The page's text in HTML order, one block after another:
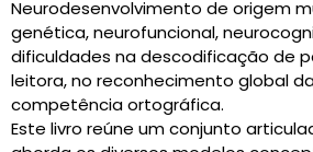
Neurodesenvolvimento de origem
genética, neurofuncional,
dificuldades na descodificação de
leitora, no reconhecimento global
competência ortográfica.
Este livro reúne um conjunto